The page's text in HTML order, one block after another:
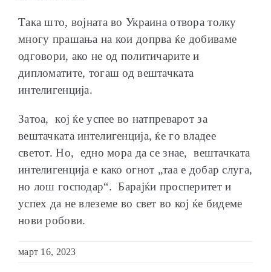
Така што, војната во Украина отвора толку
многу прашања на кои допрва ќе добиваме
одговори, ако не од политичарите и
дипломатите, тогаш од вештачката
интелигенција.
Затоа, кој ќе успее во натпреварот за
вештачката интелигенција, ќе го владее
светот. Но, едно мора да се знае, вештачката
интелигенција е како огнот „таа е добар слуга,
но лош господар“. Барајќи просперитет и
успех да не влеземе во свет во кој ќе бидеме
нови робови.
март 16, 2023